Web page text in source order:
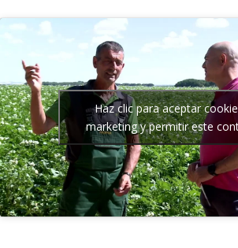
Haz clic para aceptar
marketing y permitir este